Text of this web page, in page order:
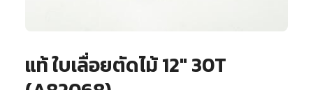
แท้ ใบเลื่อยตัดไม้ 12″ 30T